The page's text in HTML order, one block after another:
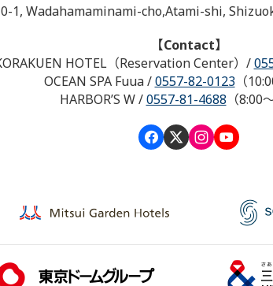
1, Wadahamaminami-cho,Atami-shi,
【Contact】
HOTEL（Reservation Center） /
OCEAN SPA Fuua/ 0557-82-0123（
HARBOR’S W/ 0557-81-4688 （8:00